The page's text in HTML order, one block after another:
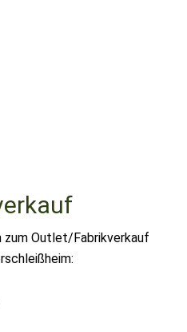
Outlet/Fabrikverkauf